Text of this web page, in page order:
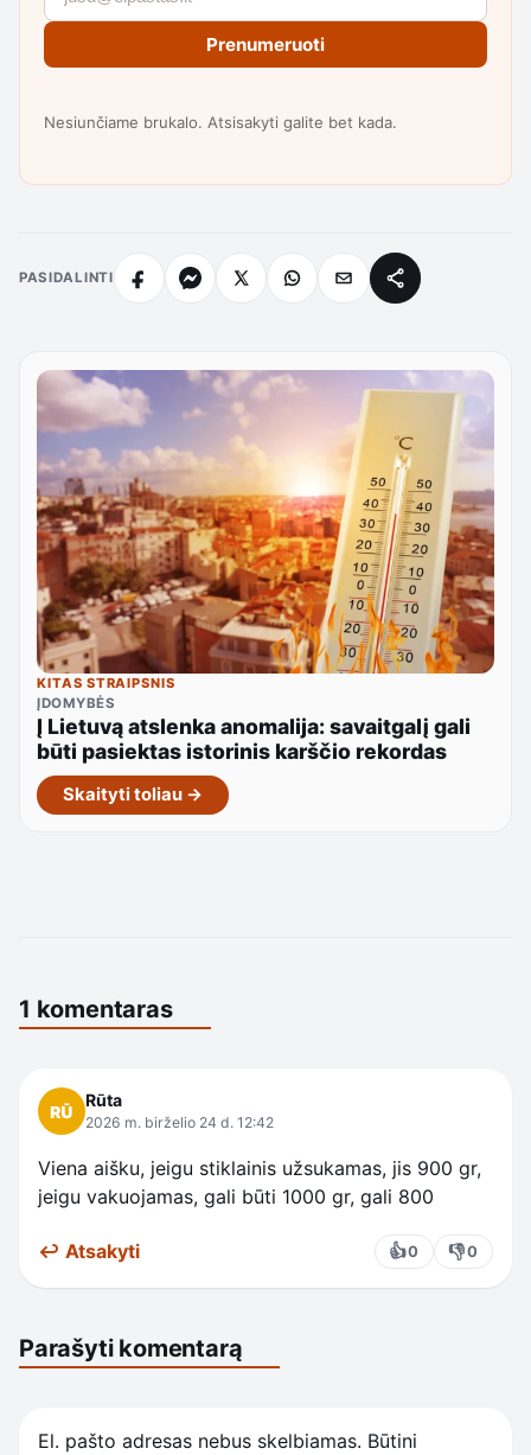
Prenumeruoti
Nesiunčiame brukalo. Atsisakyti galite bet kada.
PASIDALINTI
KITAS STRAIPSNIS
ĮDOMYBĖS
Į Lietuvą atslenka anomalija: savaitgalį gali
būti pasiektas istorinis karščio rekordas
Skaityti toliau →
1 komentaras
Rūta
2026 m. birželio 24 d. 12:42
Viena aišku, jeigu stiklainis užsukamas, jis 900 gr,
jeigu vakuojamas, gali būti 1000 gr, gali 800
↩ Atsakyti 👍0 👎0
Parašyti komentarą
El. pašto adresas nebus skelbiamas. Būtini